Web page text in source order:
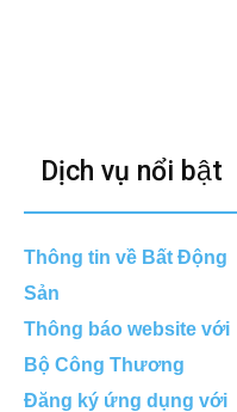
Dịch vụ nổi bật
Thông tin về Bất Động
Sản
Thông báo website với
Bộ Công Thương
Đăng ký ứng dụng với